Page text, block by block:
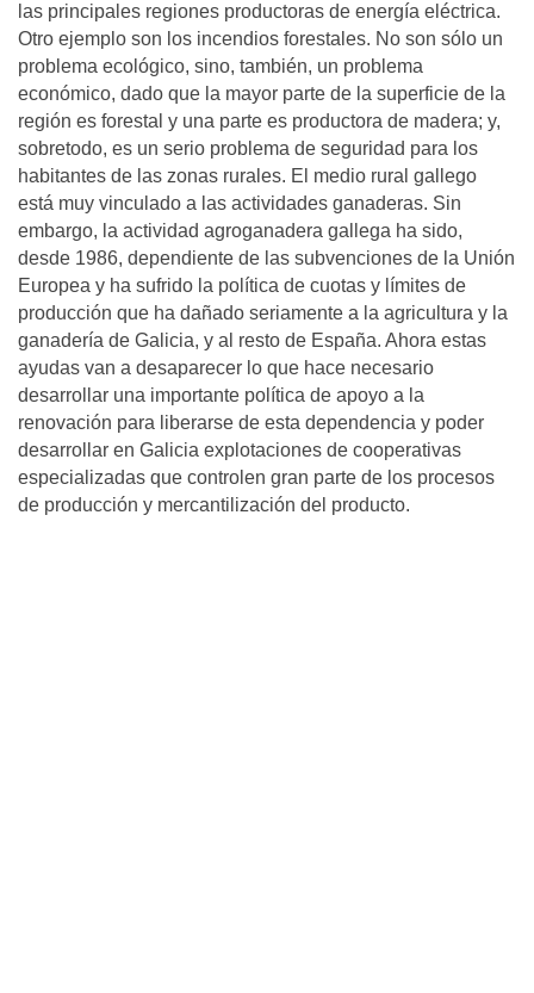
las principales regiones productoras de energía eléctrica.
Otro ejemplo son los incendios forestales. No son sólo un
problema ecológico, sino, también, un problema
económico, dado que la mayor parte de la superficie de la
región es forestal y una parte es productora de madera; y,
sobretodo, es un serio problema de seguridad para los
habitantes de las zonas rurales. El medio rural gallego
está muy vinculado a las actividades ganaderas. Sin
embargo, la actividad agroganadera gallega ha sido,
desde 1986, dependiente de las subvenciones de la Unión
Europea y ha sufrido la política de cuotas y límites de
producción que ha dañado seriamente a la agricultura y la
ganadería de Galicia, y al resto de España. Ahora estas
ayudas van a desaparecer lo que hace necesario
desarrollar una importante política de apoyo a la
renovación para liberarse de esta dependencia y poder
desarrollar en Galicia explotaciones de cooperativas
especializadas que controlen gran parte de los procesos
de producción y mercantilización del producto.